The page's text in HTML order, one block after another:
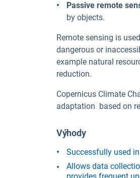
Passive remote
by objects.
Remote sensing is
dangerous or
example natural
reduction.
Copernicus Climate
adaptation based on
Výhody
Successfully used
Allows data